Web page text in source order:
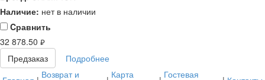
Наличие: нет в наличии
Cравнить
32 878.50 руб.
Предзаказ
Подробнее
Возврат и
Карта
Гостевая